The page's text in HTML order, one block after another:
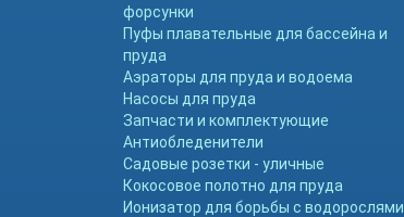
форсунки
Пуфы плавательные для бассейна и
пруда
Аэраторы для пруда и водоема
Насосы для пруда
Запчасти и комплектующие
Антиобледенители
Садовые розетки - уличные
Кокосовое полотно для пруда
Ионизатор для борьбы с водорослями